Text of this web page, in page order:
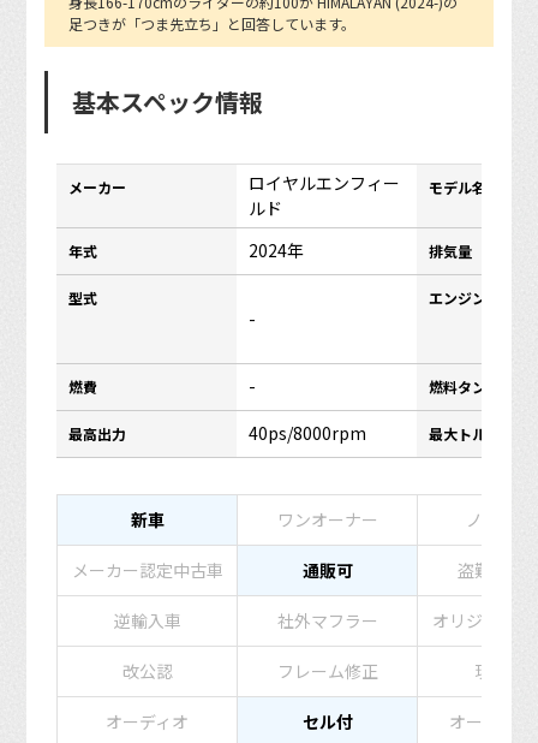
足つきが「つま先立ち」と回答しています。
基本スペック情報
メーカー
ロイヤルエンフィー
ルド
モデル名
年式 2024年 排気量
型式
-
エンジンタイプ
燃費 - 燃料タンク容量
最高出力 40ps/8000rpm 最大トルク
新車 ワンオーナー ノーマル
メーカー認定中古車 通販可 盗難防止
逆輸入車 社外マフラー オリジナル
改公認 フレーム修正 現状販
オーディオ セル付 オートマチ